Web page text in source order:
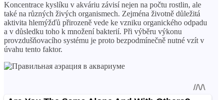
Koncentrace kyslíku v akváriu závisí nejen na počtu rostlin, ale
také na různých živých organismech. Zejména životně důležitá
aktivita hlemýžďů přirozeně vede ke vzniku organického odpadu
a v důsledku toho k množení bakterií. Při výběru výkonu
provzdušňovacího systému je proto bezpodmínečně nutné vzít v
úvahu tento faktor.